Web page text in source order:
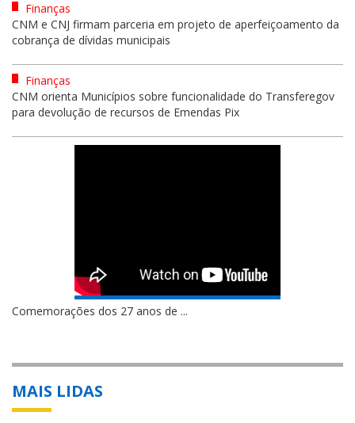
Finanças
CNM e CNJ firmam parceria em projeto de aperfeiçoamento da
cobrança de dívidas municipais
Finanças
CNM orienta Municípios sobre funcionalidade do Transferegov
para devolução de recursos de Emendas Pix
Comemorações dos 27 anos de ...
MAIS LIDAS